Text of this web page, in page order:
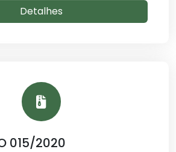
Detalhes
015/2020